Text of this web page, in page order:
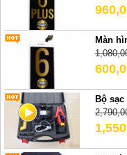
Màn
Bộ